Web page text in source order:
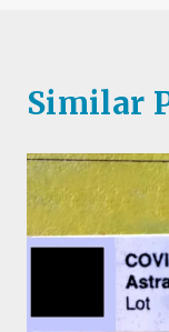
Similar